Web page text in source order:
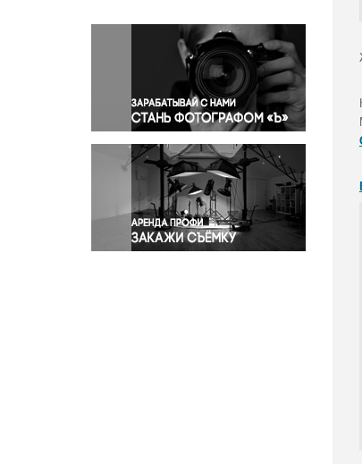
Окружающая среда
Политика
Правосудие
Происшествия и конфликты
Религия
Светская жизнь
Спорт
Экология
Экономика и бизнес